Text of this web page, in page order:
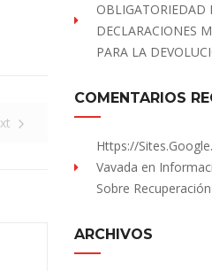
OBLIGATORIEDAD
DECLARACIONES
PARA LA
COMENTARIOS
Https://
Vavada en
Sobre
ARCHIVOS